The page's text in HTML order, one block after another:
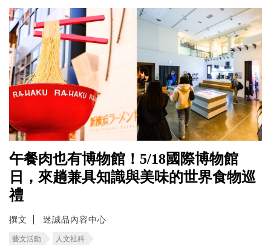
午餐肉也有博物館！5/18國際博物館
日，來趟兼具知識與美味的世界食物巡
禮
撰文 迷誠品內容中心
藝文活動 人文社科